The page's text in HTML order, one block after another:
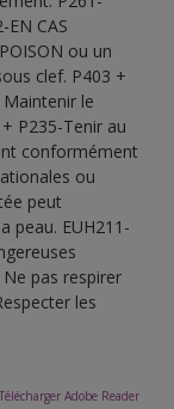
CAS
ou un
clef. P403 +
le
P235-Tenir au
conformément
ou
peut
peau. EUH211-
pas respirer
les
Télécharger Adobe Reader